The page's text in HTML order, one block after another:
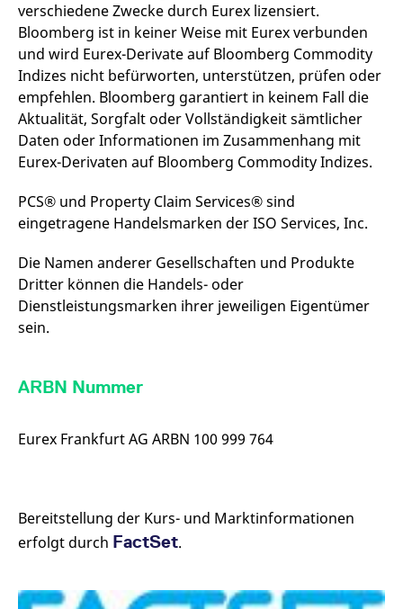
verschiedene Zwecke durch Eurex lizensiert.
Bloomberg ist in keiner Weise mit Eurex verbunden
und wird Eurex-Derivate auf Bloomberg Commodity
Indizes nicht befürworten, unterstützen, prüfen oder
empfehlen. Bloomberg garantiert in keinem Fall die
Aktualität, Sorgfalt oder Vollständigkeit sämtlicher
Daten oder Informationen im Zusammenhang mit
Eurex-Derivaten auf Bloomberg Commodity Indizes.
PCS® und Property Claim Services® sind
eingetragene Handelsmarken der ISO Services, Inc.
Die Namen anderer Gesellschaften und Produkte
Dritter können die Handels- oder
Dienstleistungsmarken ihrer jeweiligen Eigentümer
sein.
ARBN Nummer
Eurex Frankfurt AG ARBN 100 999 764
Bereitstellung der Kurs- und Marktinformationen
erfolgt durch FactSet.